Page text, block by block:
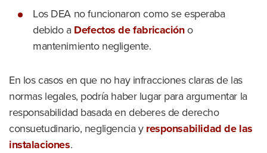
Los DEA no funcionaron como se esperaba
debido aDefectos de fabricacióno
mantenimiento negligente.
En los casos en que no hay infracciones claras de las
normas legales, podría haber lugar para argumentar la
responsabilidad basada en deberes de derecho
consuetudinario, negligencia yresponsabilidad de las
instalaciones.